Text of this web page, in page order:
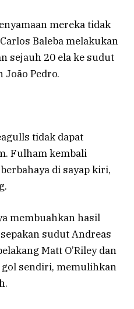
mereka tidak
Baleba melakukan
sejauh 20 ela ke sudut
Pedro.
tidak dapat
Fulham kembali
di sayap kiri,
membuahkan hasil
sudut Andreas
Matt O’Riley dan
sendiri, memulihkan